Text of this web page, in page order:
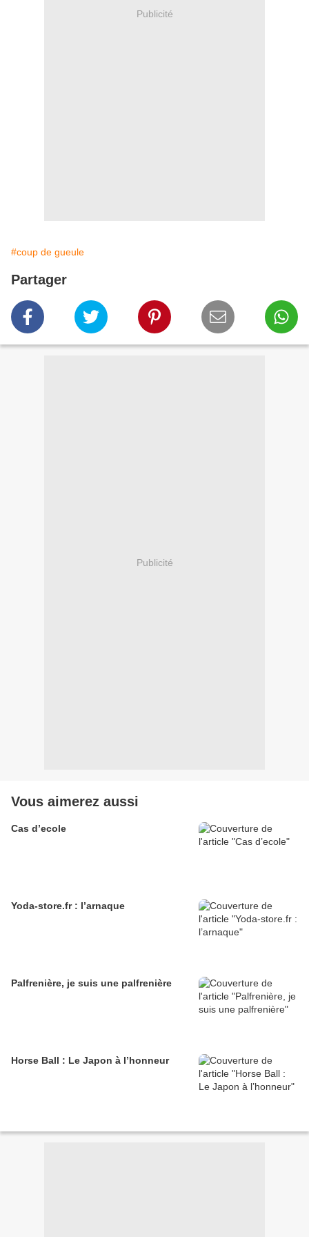
Publicité
#coup de gueule
Partager
Publicité
Vous aimerez aussi
Cas d’ecole
Yoda-store.fr : l’arnaque
Palfrenière, je suis une palfrenière
Horse Ball : Le Japon à l’honneur